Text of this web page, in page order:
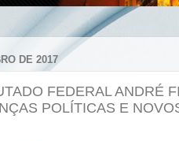
DE 2017
FEDERAL ANDRÉ
POLÍTICAS E